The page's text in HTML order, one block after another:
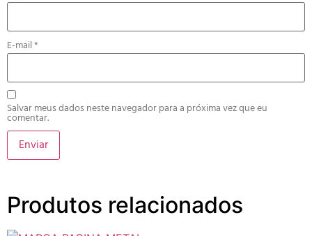
E-mail*
Salvar meus dados neste navegador para a próxima vez que eu
comentar.
Produtos relacionados